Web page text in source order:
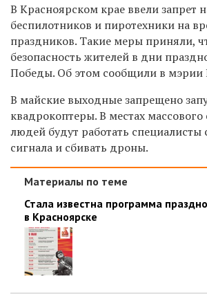
В Красноярском крае ввели запрет
беспилотников и пиротехники на
праздников. Такие меры приняли,
безопасность жителей в дни
Победы. Об этом сообщили в мэрии
В майские выходные запрещено
квадрокоптеры. В местах массового
людей будут работать специалисты
сигнала и сбивать дроны.
Материалы по теме
Стала известна программа
в Красноярске